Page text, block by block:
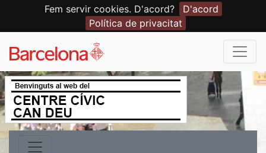
Fem servir cookies. D'acord?
D'acord
Política de privacitat